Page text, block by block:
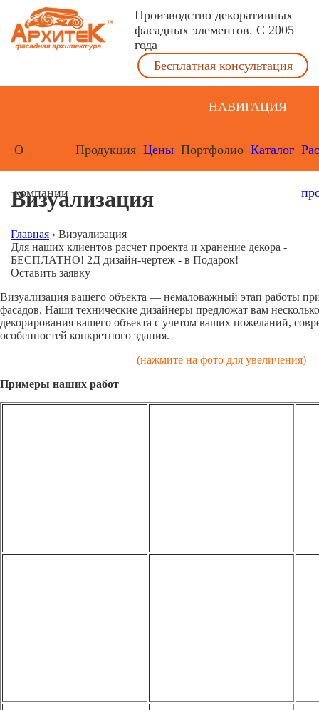
Производство декоративных
фасадных элементов. С 2005
года
Бесплатная консультация
НАВИГАЦИЯ
О
компании
Продукция Цены Портфолио Каталог
Визуализация
Главная › Визуализация
Для наших клиентов расчет проекта и хранение декора -
БЕСПЛАТНО! 2Д дизайн-чертеж - в Подарок!
Оставить заявку
Визуализация вашего объекта — немаловажный этап работы
фасадов. Наши технические дизайнеры предложат вам
декорирования вашего объекта с учетом ваших пожеланий,
особенностей конкретного здания.
(нажмите на фото для увеличения)
Примеры наших работ